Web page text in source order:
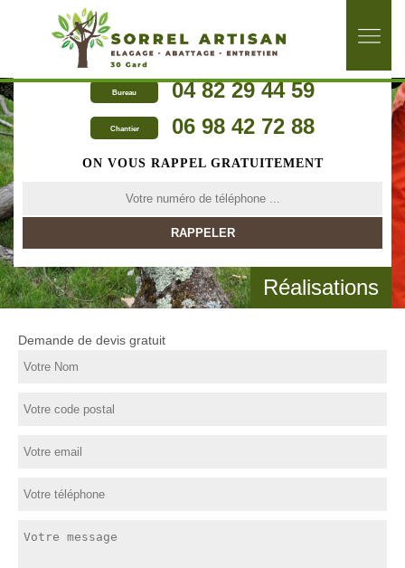
Bureau 04 82 29 44 59
Chantier 06 98 42 72 88
ON VOUS RAPPEL GRATUITEMENT
Réalisations
Demande de devis gratuit